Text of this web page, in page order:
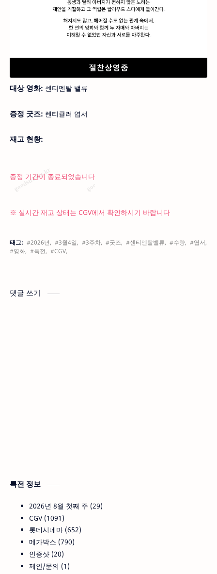
대상 영화: 센티멘탈 밸류
증정 굿즈: 렌티큘러 엽서
재고 현황:
증정 기간이 종료되었습니다
※ 실시간 재고 상태는 CGV에서 확인하시기 바랍니다
태그: #2026년, #3월4일, #3주차, #굿즈, #센티멘탈밸류, #수량, #엽서,
#영화, #특전, #CGV,
댓글 쓰기
특전 정보
2026년 8월 첫째 주 29
CGV 1091
롯데시네마 652
메가박스 790
인증샷 20
제안/문의
1